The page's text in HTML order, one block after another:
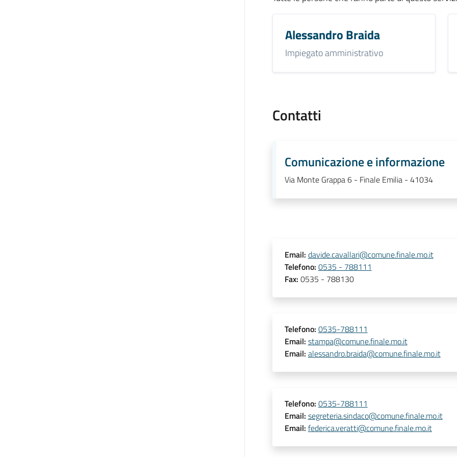
Alessandro Braida
Impiegato amministrativo
Contatti
Comunicazione e informazione
Via Monte Grappa 6 - Finale Emilia - 41034
Email: davide.cavallari@comune.finale.mo.it
Telefono: 0535 - 788111
Fax: 0535 - 788130
Telefono: 0535-788111
Email: stampa@comune.finale.mo.it
Email: alessandro.braida@comune.finale.mo.it
Telefono: 0535-788111
Email: segreteria.sindaco@comune.finale.mo.it
Email: federica.veratti@comune.finale.mo.it